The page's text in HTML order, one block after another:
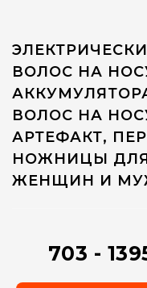
ВОЛОС НА
ВОЛОС НА
АРТЕФАКТ,
НОЖНИЦЫ
ЖЕНЩИН И
703 -